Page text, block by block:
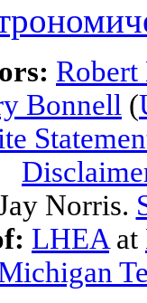
Bonnell (
Norris.
LHEA at